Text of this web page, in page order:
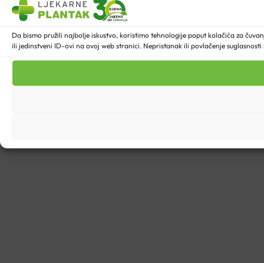
Da bismo pružili najbolje iskustvo, koristimo tehnologije poput kolačića za
ili jedinstveni ID-ovi na ovoj web stranici. Nepristanak ili povlačenje